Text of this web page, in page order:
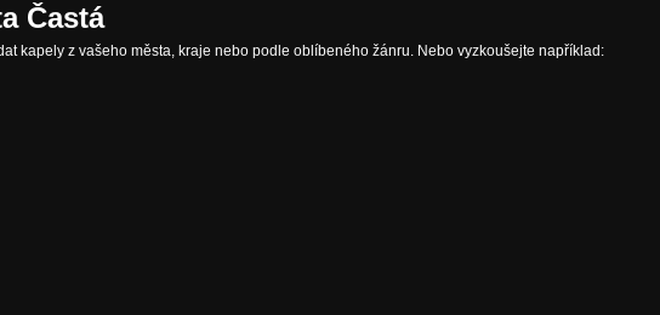
Častá
kapely z vašeho města, kraje nebo podle oblíbeného žánru. Nebo vyzkoušejte například: